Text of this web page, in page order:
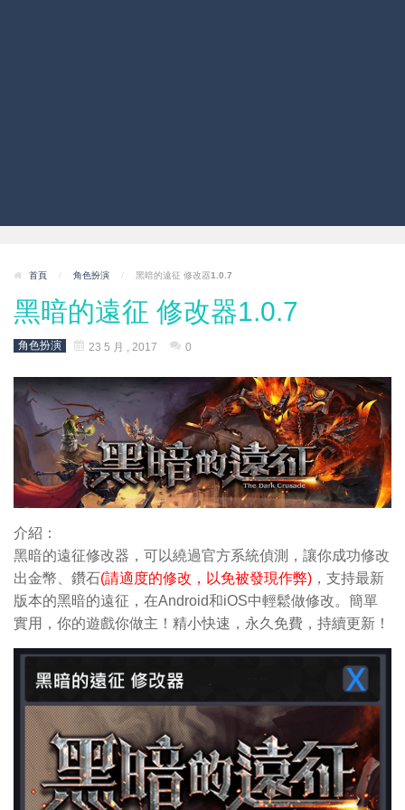
首頁 / 角色扮演 / 黑暗的遠征 修改器1.0.7
黑暗的遠征 修改器1.0.7
角色扮演 23 5 月 , 2017 0
介紹：
黑暗的遠征修改器，可以繞過官方系統偵測，讓你成功修改
出金幣 、鑽石(請適度的修改，以免被發現作弊) ，支持最新
版本的黑暗的遠征，在Android和iOS中輕鬆做修改。簡單
實用，你的遊戲你做主！精小快速，永久免費，持續更新！